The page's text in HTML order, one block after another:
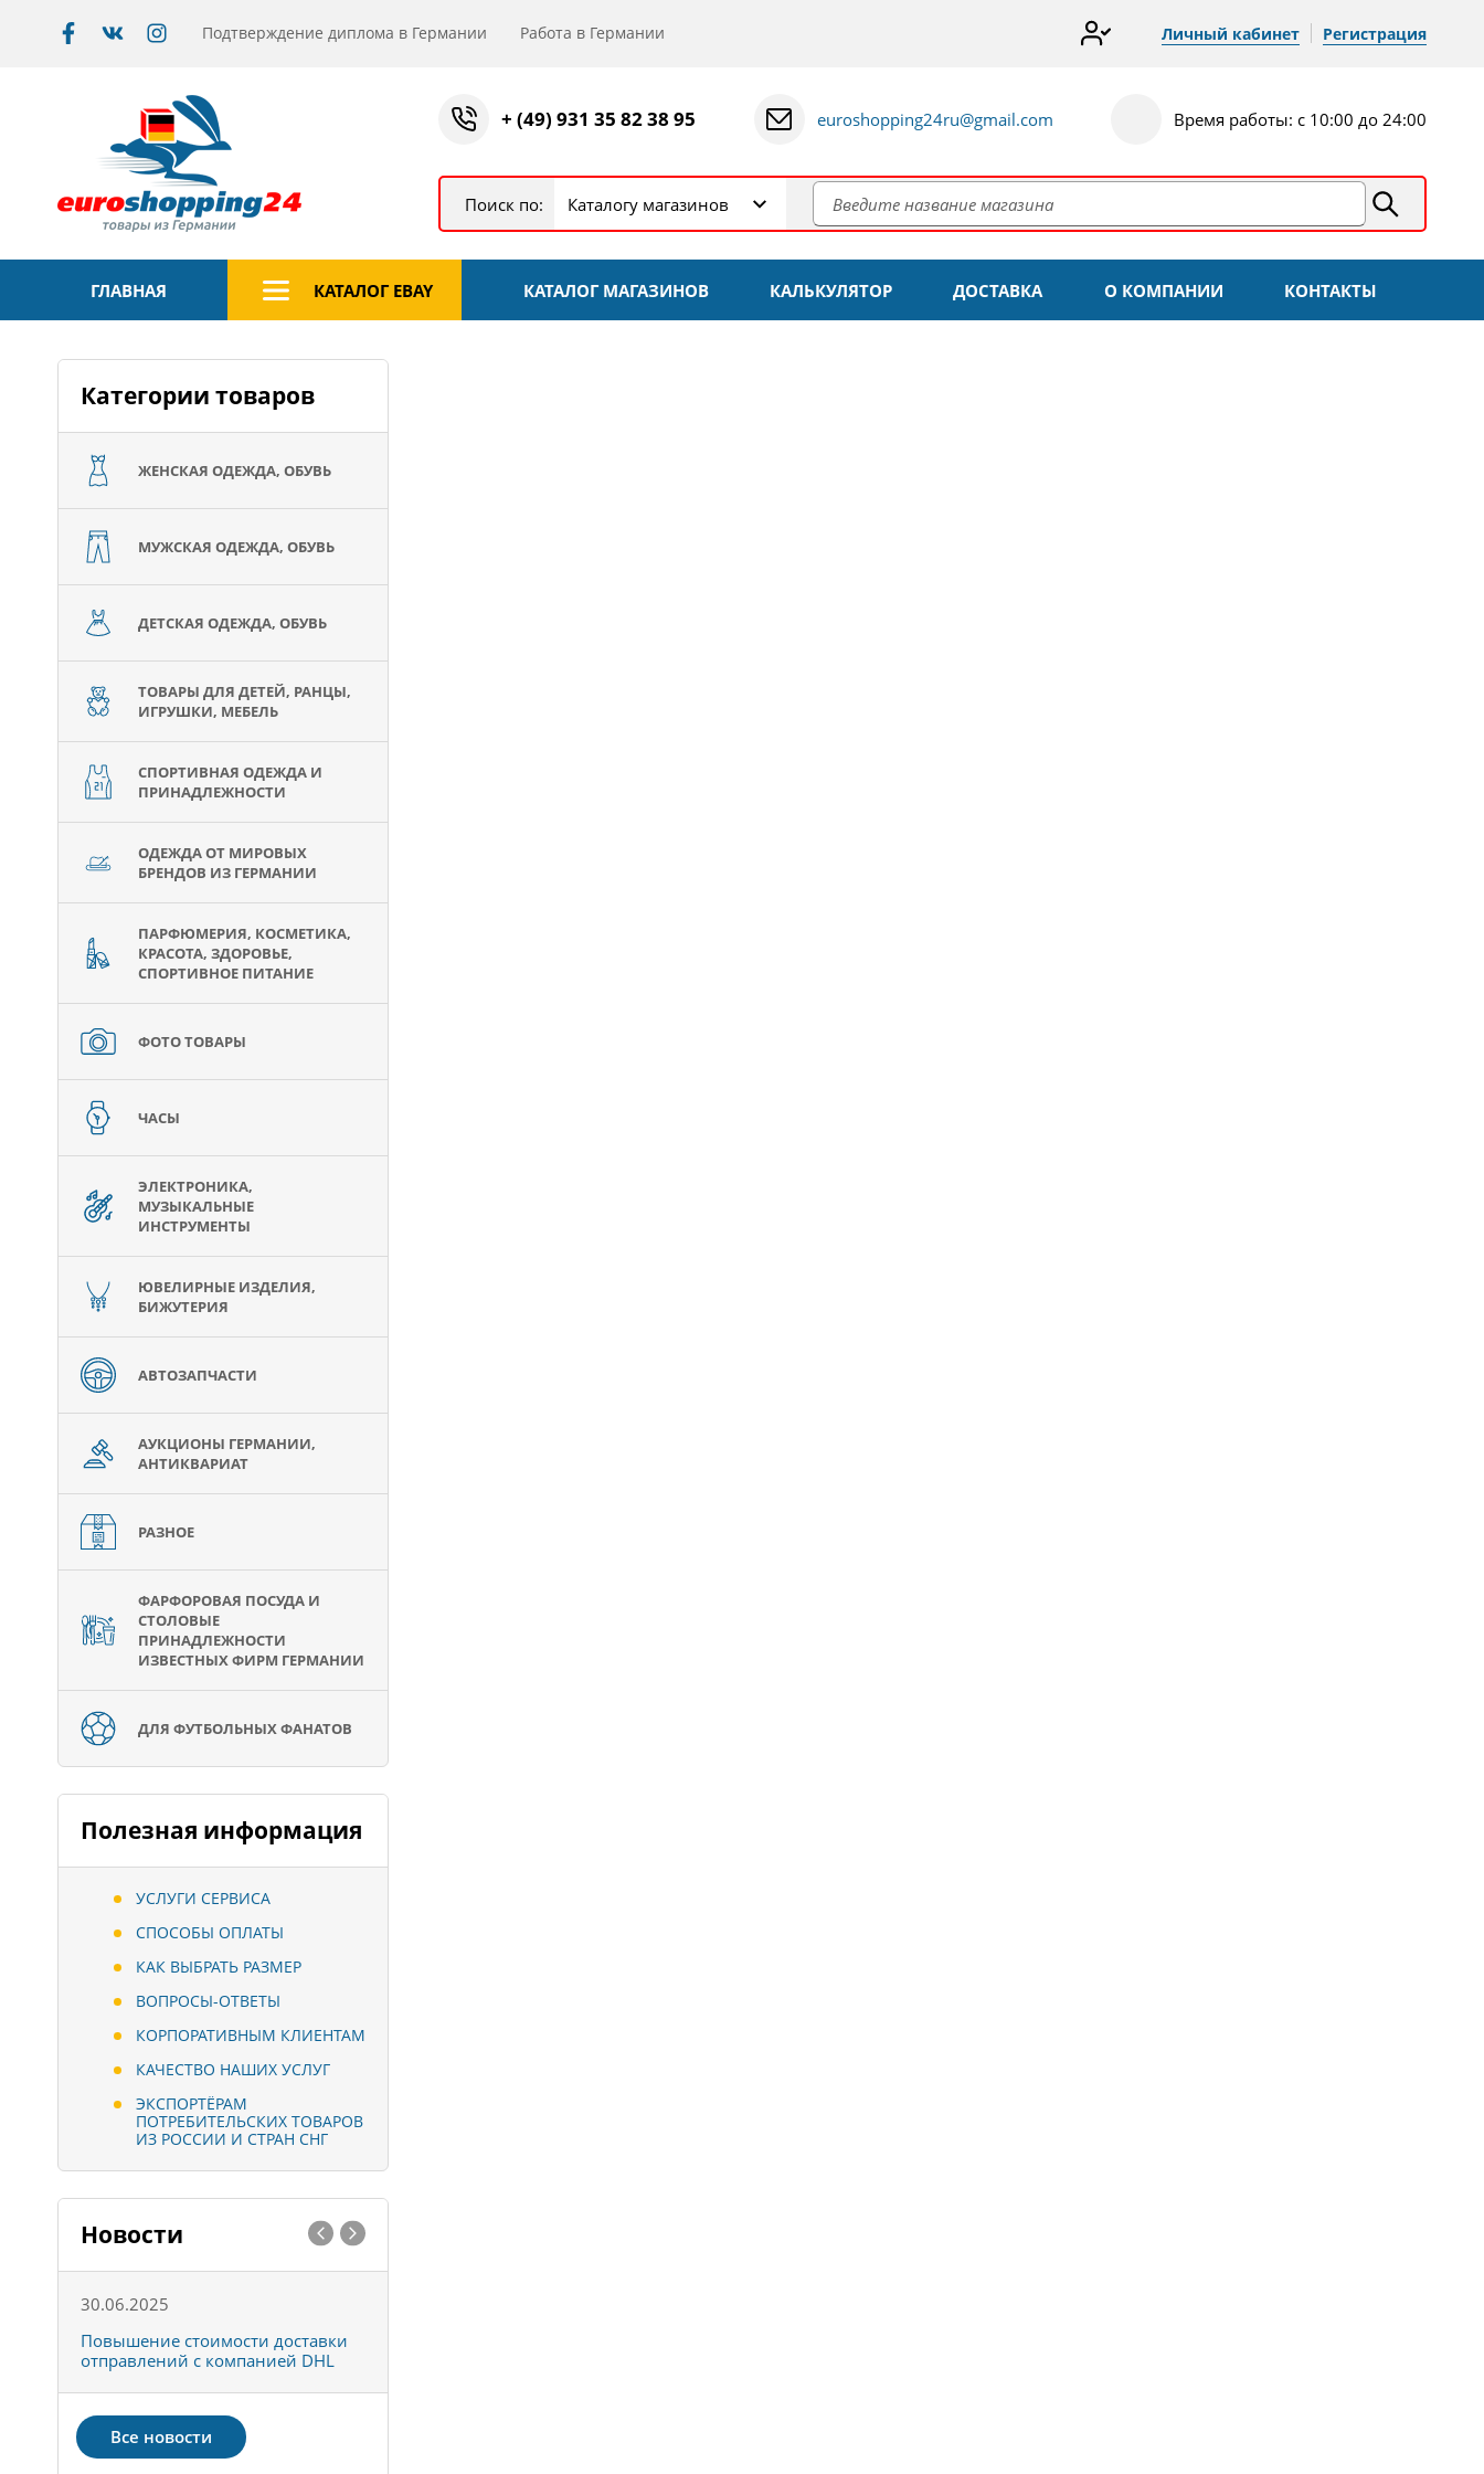
Подтверждение диплома в Германии Работа в Германии Личный кабинет Регистрация
+ (49) 931 35 82 38 95 euroshopping24ru@gmail.com Время работы: с 10:00 до 24:00
Поиск по: Каталогу магазинов
ГЛАВНАЯ КАТАЛОГ EBAY КАТАЛОГ МАГАЗИНОВ КАЛЬКУЛЯТОР ДОСТАВКА О КОМПАНИИ КОНТАКТЫ
Категории товаров
ЖЕНСКАЯ ОДЕЖДА, ОБУВЬ
МУЖСКАЯ ОДЕЖДА, ОБУВЬ
ДЕТСКАЯ ОДЕЖДА, ОБУВЬ
ТОВАРЫ ДЛЯ ДЕТЕЙ, РАНЦЫ,
ИГРУШКИ, МЕБЕЛЬ
СПОРТИВНАЯ ОДЕЖДА И
ПРИНАДЛЕЖНОСТИ
ОДЕЖДА ОТ МИРОВЫХ
БРЕНДОВ ИЗ ГЕРМАНИИ
ПАРФЮМЕРИЯ, КОСМЕТИКА,
КРАСОТА, ЗДОРОВЬЕ,
СПОРТИВНОЕ ПИТАНИЕ
ФОТО ТОВАРЫ
ЧАСЫ
ЭЛЕКТРОНИКА,
МУЗЫКАЛЬНЫЕ
ИНСТРУМЕНТЫ
ЮВЕЛИРНЫЕ ИЗДЕЛИЯ,
БИЖУТЕРИЯ
АВТОЗАПЧАСТИ
АУКЦИОНЫ ГЕРМАНИИ,
АНТИКВАРИАТ
РАЗНОЕ
ФАРФОРОВАЯ ПОСУДА И
СТОЛОВЫЕ
ПРИНАДЛЕЖНОСТИ
ИЗВЕСТНЫХ ФИРМ ГЕРМАНИИ
ДЛЯ ФУТБОЛЬНЫХ ФАНАТОВ
Полезная информация
УСЛУГИ СЕРВИСА
СПОСОБЫ ОПЛАТЫ
КАК ВЫБРАТЬ РАЗМЕР
ВОПРОСЫ-ОТВЕТЫ
КОРПОРАТИВНЫМ КЛИЕНТАМ
КАЧЕСТВО НАШИХ УСЛУГ
ЭКСПОРТЁРАМ
ПОТРЕБИТЕЛЬСКИХ ТОВАРОВ
ИЗ РОССИИ И СТРАН СНГ
Новости
30.06.2025
Повышение стоимости доставки
отправлений с компанией DHL
Все новости